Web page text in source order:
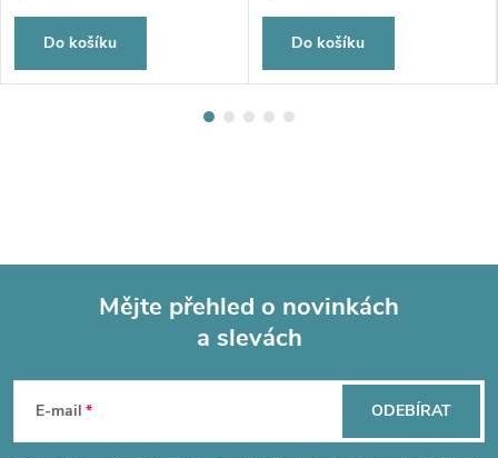
Do košíku Do košíku
Mějte přehled o novinkách
a slevách
E-mail ODEBÍRAT